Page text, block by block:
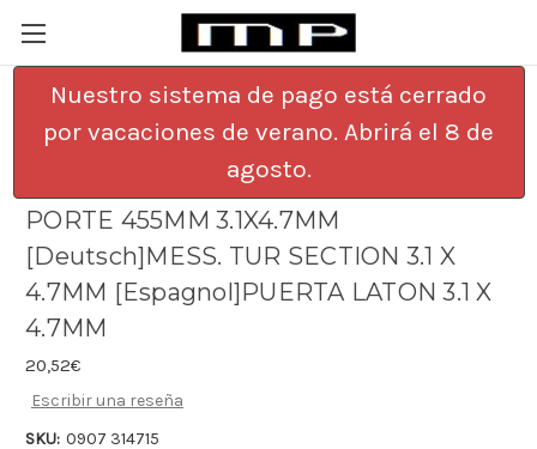
Nuestro sistema de pago está cerrado
por vacaciones de verano. Abrirá el 8 de
agosto.
[English]BRASS DOOR SECTION 18 3.1 X
4.7MM [Francais]SECTION POUR
PORTE 455MM 3.1X4.7MM
[Deutsch]MESS. TUR SECTION 3.1 X
4.7MM [Espagnol]PUERTA LATON 3.1 X
4.7MM
20,52€
Escribir una reseña
SKU: 0907 314715